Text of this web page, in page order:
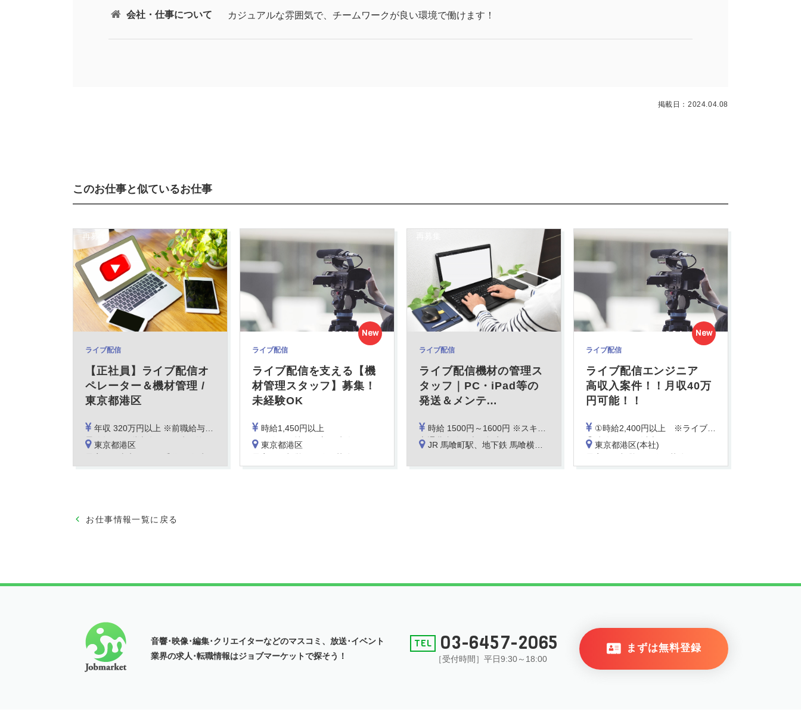
会社・仕事について カジュアルな雰囲気で、チームワークが良い環境で働けます！
掲載日：2024.04.08
このお仕事と似ているお仕事
ライブ配信
【正社員】ライブ配信オ
ペレーター＆機材管理 /
東京都港区
年収 320万円以上 ※前職給与、経験・スキルにより決定
昇給年1回、賞与年2回、時間外手当、扶養手当 他
東京都港区
再募集
ライブ配信
ライブ配信を支える【機
材管理スタッフ】募集！
未経験OK
時給1,450円以上
※経験をお持ちの方は時給1,600円以上
東京都港区
New
ライブ配信
ライブ配信機材の管理ス
タッフ｜PC・iPad等の
発送＆メンテ…
時給 1500円～1600円 ※スキル、経験により決定
交通費支給（上限規定あり）
JR 馬喰町駅、地下鉄 馬喰横山、人形町、小伝馬町駅より徒歩7分
ライブ配信
ライブ配信エンジニア
高収入案件！！月収40万
円可能！！
①時給2,400円以上 ※ライブ配信オペレーター経験者
②時給1,800円以上 ※イベント音響経験者や、ビデオエンジニアの経験者
東京都港区(本社)
New
お仕事情報一覧に戻る
音響･映像･編集･クリエイターなどのマスコミ、放送･イベント
業界の求人･転職情報はジョブマーケットで探そう！
03-6457-2065
［受付時間］平日9:30～18:00
まずは無料登録